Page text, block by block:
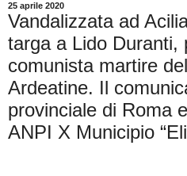
25 aprile 2020
Vandalizzata ad
targa a Lido Duranti,
comunista martire
Ardeatine. Il
provinciale di Roma
ANPI X Municipio